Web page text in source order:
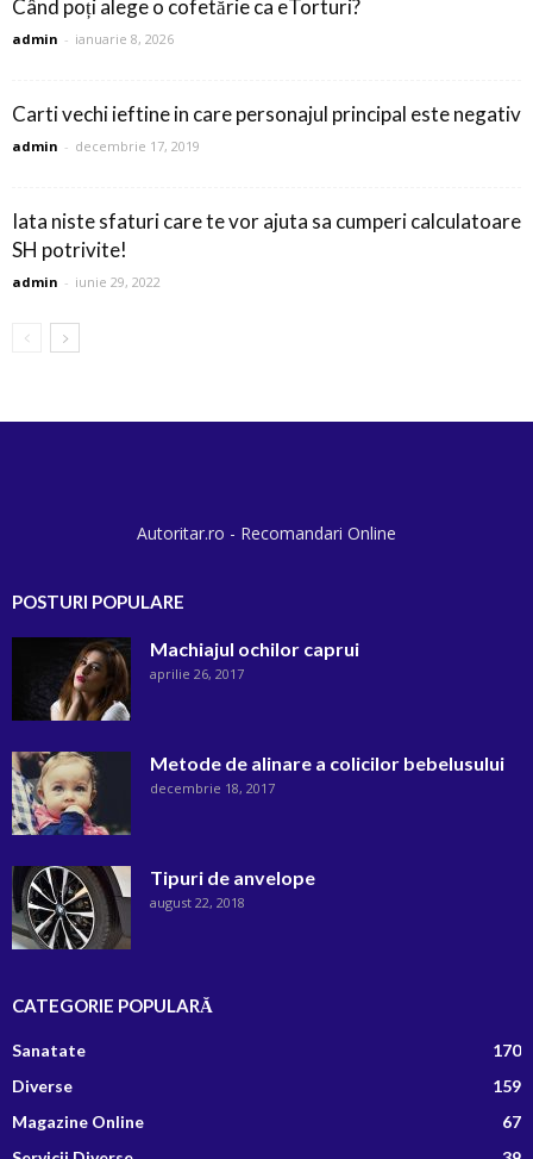
Când poți alege o cofetărie ca eTorturi?
admin - ianuarie 8, 2026
Carti vechi ieftine in care personajul principal este negativ
admin - decembrie 17, 2019
Iata niste sfaturi care te vor ajuta sa cumperi calculatoare
SH potrivite!
admin - iunie 29, 2022
Autoritar.ro - Recomandari Online
POSTURI POPULARE
Machiajul ochilor caprui
aprilie 26, 2017
Metode de alinare a colicilor bebelusului
decembrie 18, 2017
Tipuri de anvelope
august 22, 2018
CATEGORIE POPULARĂ
Sanatate
170
Diverse
159
Magazine Online
67